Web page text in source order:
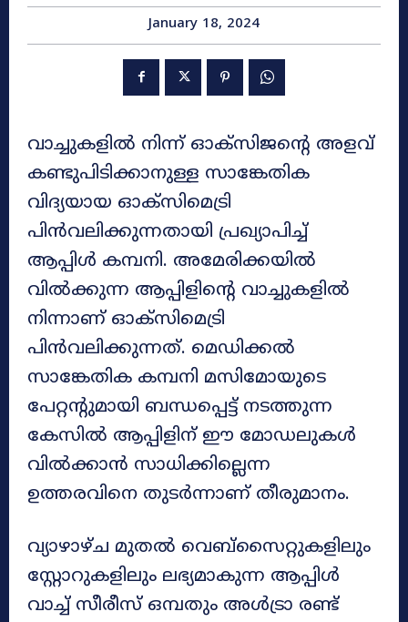
January 18, 2024
വാച്ചുകളിൽ നിന്ന് ഓക്‌സിജന്റെ അളവ്
കണ്ടുപിടിക്കാനുള്ള സാങ്കേതിക
വിദ്യയായ ഓക്‌സിമെട്രി
പിൻവലിക്കുന്നതായി പ്രഖ്യാപിച്ച്
ആപ്പിള്‍ കമ്പനി. അമേരിക്കയില്‍
വില്‍ക്കുന്ന ആപ്പിളിന്റെ വാച്ചുകളില്‍
നിന്നാണ് ഓക്‌സിമെട്രി
പിൻവലിക്കുന്നത്. മെഡിക്കല്‍
സാങ്കേതിക കമ്പനി മസിമോയുടെ
പേറ്റന്റുമായി ബന്ധപ്പെട്ട് നടത്തുന്ന
കേസിൽ ആപ്പിളിന് ഈ മോഡലുകള്‍
വില്‍ക്കാന്‍ സാധിക്കില്ലെന്ന
ഉത്തരവിനെ തുടര്‍ന്നാണ് തീരുമാനം.
വ്യാഴാഴ്ച മുതല്‍ വെബ്‌സൈറ്റുകളിലും
സ്റ്റോറുകളിലും ലഭ്യമാകുന്ന ആപ്പിള്‍
വാച്ച് സീരീസ് ഒമ്പതും അള്‍ട്രാ രണ്ട്